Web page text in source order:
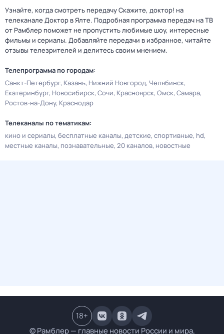
Узнайте, когда смотреть передачу Скажите, доктор! на
телеканале Доктор в Ялте. Подробная программа передач на ТВ
от Рамблер поможет не пропустить любимые шоу, интересные
фильмы и сериалы. Добавляйте передачи в избранное, читайте
отзывы телезрителей и делитесь своим мнением.
Телепрограмма по городам:
Санкт-Петербург Казань Нижний Новгород Челябинск
Екатеринбург Новосибирск Сочи Красноярск Омск Самара
Ростов-на-Дону Краснодар
Телеканалы по тематикам:
кино и сериалы бесплатные каналы детские спортивные hd
местные каналы познавательные 20 каналов новостные
© Рамблер — главные новости России и мира,
18+